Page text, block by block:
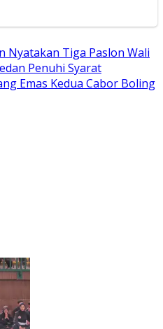
Nyatakan Tiga Paslon Wali
Penuhi Syarat
Emas Kedua Cabor Boling